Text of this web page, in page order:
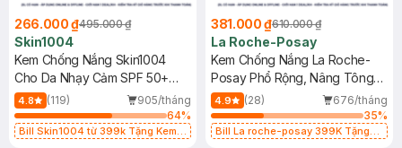
266.000 ₫495.000 ₫
Skin1004
Kem Chống Nắng Skin1004
Cho Da Nhạy Cảm SPF 50+
50ml
4.8 (119)
905/tháng
64%
Bill Skin1004 từ 399k Tặng Kem
381.000 ₫610.000 ₫
La Roche-Posay
Kem Chống Nắng La Roche-
Posay Phổ Rộng, Nâng Tông
Kiềm Dầu 50ml
4.9 (28)
676/tháng
35%
Bill La roche-posay 399K Tặng